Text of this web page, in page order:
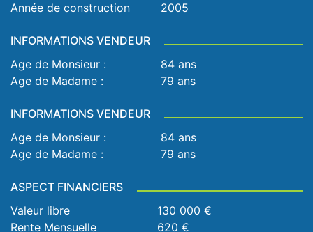
Année de construction
2005
INFORMATIONS VENDEUR
Age de Monsieur :
84 ans
Age de Madame :
79 ans
INFORMATIONS VENDEUR
Age de Monsieur :
84 ans
Age de Madame :
79 ans
ASPECT FINANCIERS
Valeur libre
130 000 €
Rente Mensuelle
620 €